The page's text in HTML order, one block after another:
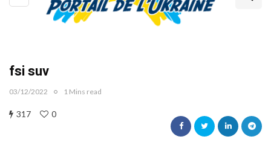
fsi suv
03/12/2022 1 Mins read
317 0